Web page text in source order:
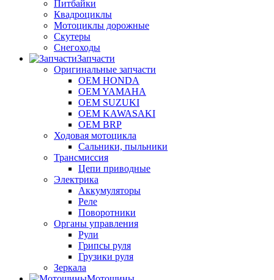
Питбайки
Квадроциклы
Мотоциклы дорожные
Скутеры
Снегоходы
Запчасти
Оригинальные запчасти
OEM HONDA
OEM YAMAHA
OEM SUZUKI
OEM KAWASAKI
OEM BRP
Ходовая мотоцикла
Сальники, пыльники
Трансмиссия
Цепи приводные
Электрика
Аккумуляторы
Реле
Поворотники
Органы управления
Рули
Грипсы руля
Грузики руля
Зеркала